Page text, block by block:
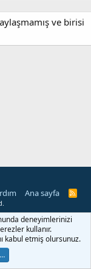
ve birisi
Ana sayfa
R
deneyimlerinizi
kullanır.
kabul etmiş olursunuz.